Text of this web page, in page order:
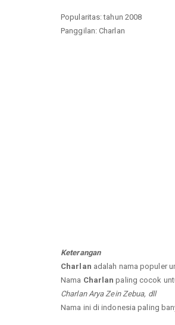
Popularitas: tahun 2008
Panggilan: Charlan
Keterangan
Charlan adalah nama populer
Nama Charlan paling cocok
Charlan Arya Zein Zebua, dll
Nama ini di indonesia paling